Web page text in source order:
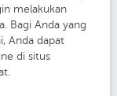
melakukan
Bagi Anda yang
Anda dapat
di situs